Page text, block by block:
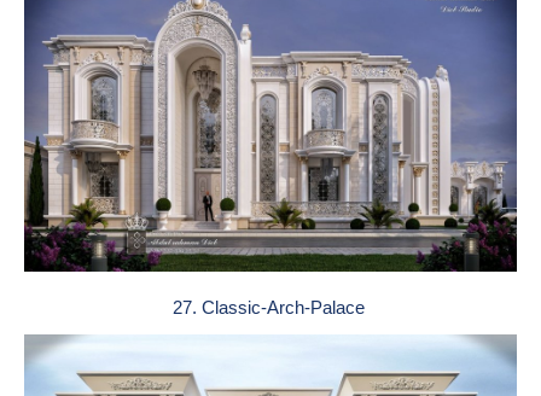
27. Classic-Arch-Palace